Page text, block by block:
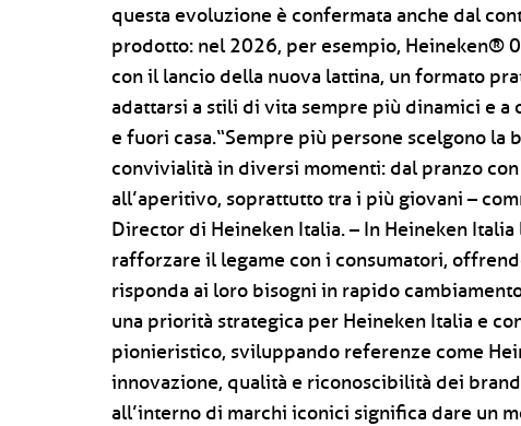
questa evoluzione è confermata anche dal
prodotto: nel 2026, per esempio, Heineken®
con il lancio della nuova lattina, un formato
adattarsi a stili di vita sempre più dinamici e
e fuori casa.“Sempre più persone scelgono la
convivialità in diversi momenti: dal pranzo
all’aperitivo, soprattutto tra i più giovani –
Director di Heineken Italia. – In Heineken
rafforzare il legame con i consumatori,
risponda ai loro bisogni in rapido
una priorità strategica per Heineken Italia e
pionieristico, sviluppando referenze come
innovazione, qualità e riconoscibilità dei
all’interno di marchi iconici significa dare un